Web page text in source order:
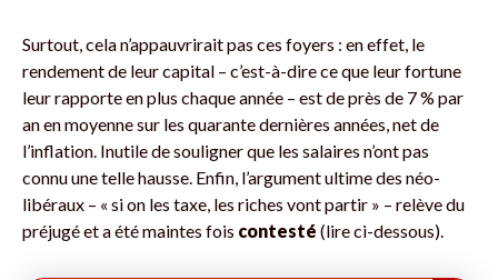
Surtout, cela n’appauvrirait pas ces foyers : en effet, le
rendement de leur capital – c’est-à-dire ce que leur fortune
leur rapporte en plus chaque année – est de près de 7 % par
an en moyenne sur les quarante dernières années, net de
l’inflation. Inutile de souligner que les salaires n’ont pas
connu une telle hausse. Enfin, l’argument ultime des néo­
libéraux – « si on les taxe, les riches vont partir » – relève du
préjugé et a été maintes fois contesté (lire ci-dessous).